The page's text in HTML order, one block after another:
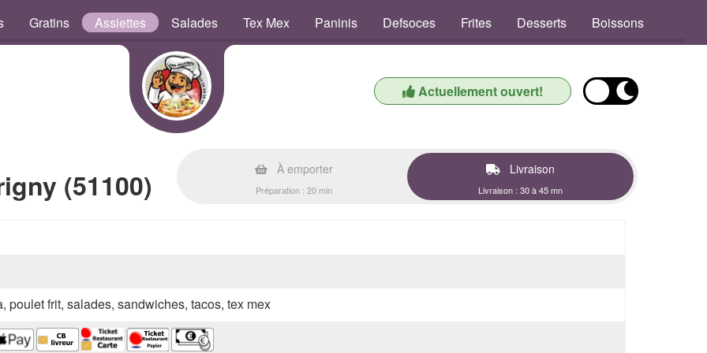
Gratins Assiettes Salades Tex Mex Paninis Defsoces Frites Desserts Boissons
Actuellement ouvert!
(51100) À emporter
Préparation : 20 min
Livraison
Livraison : 30 à 45 mn
poulet frit, salades, sandwiches, tacos, tex mex